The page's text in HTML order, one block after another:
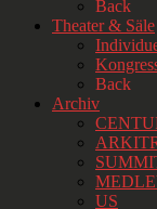
Back
Theater & Säle
Back
Archiv
US